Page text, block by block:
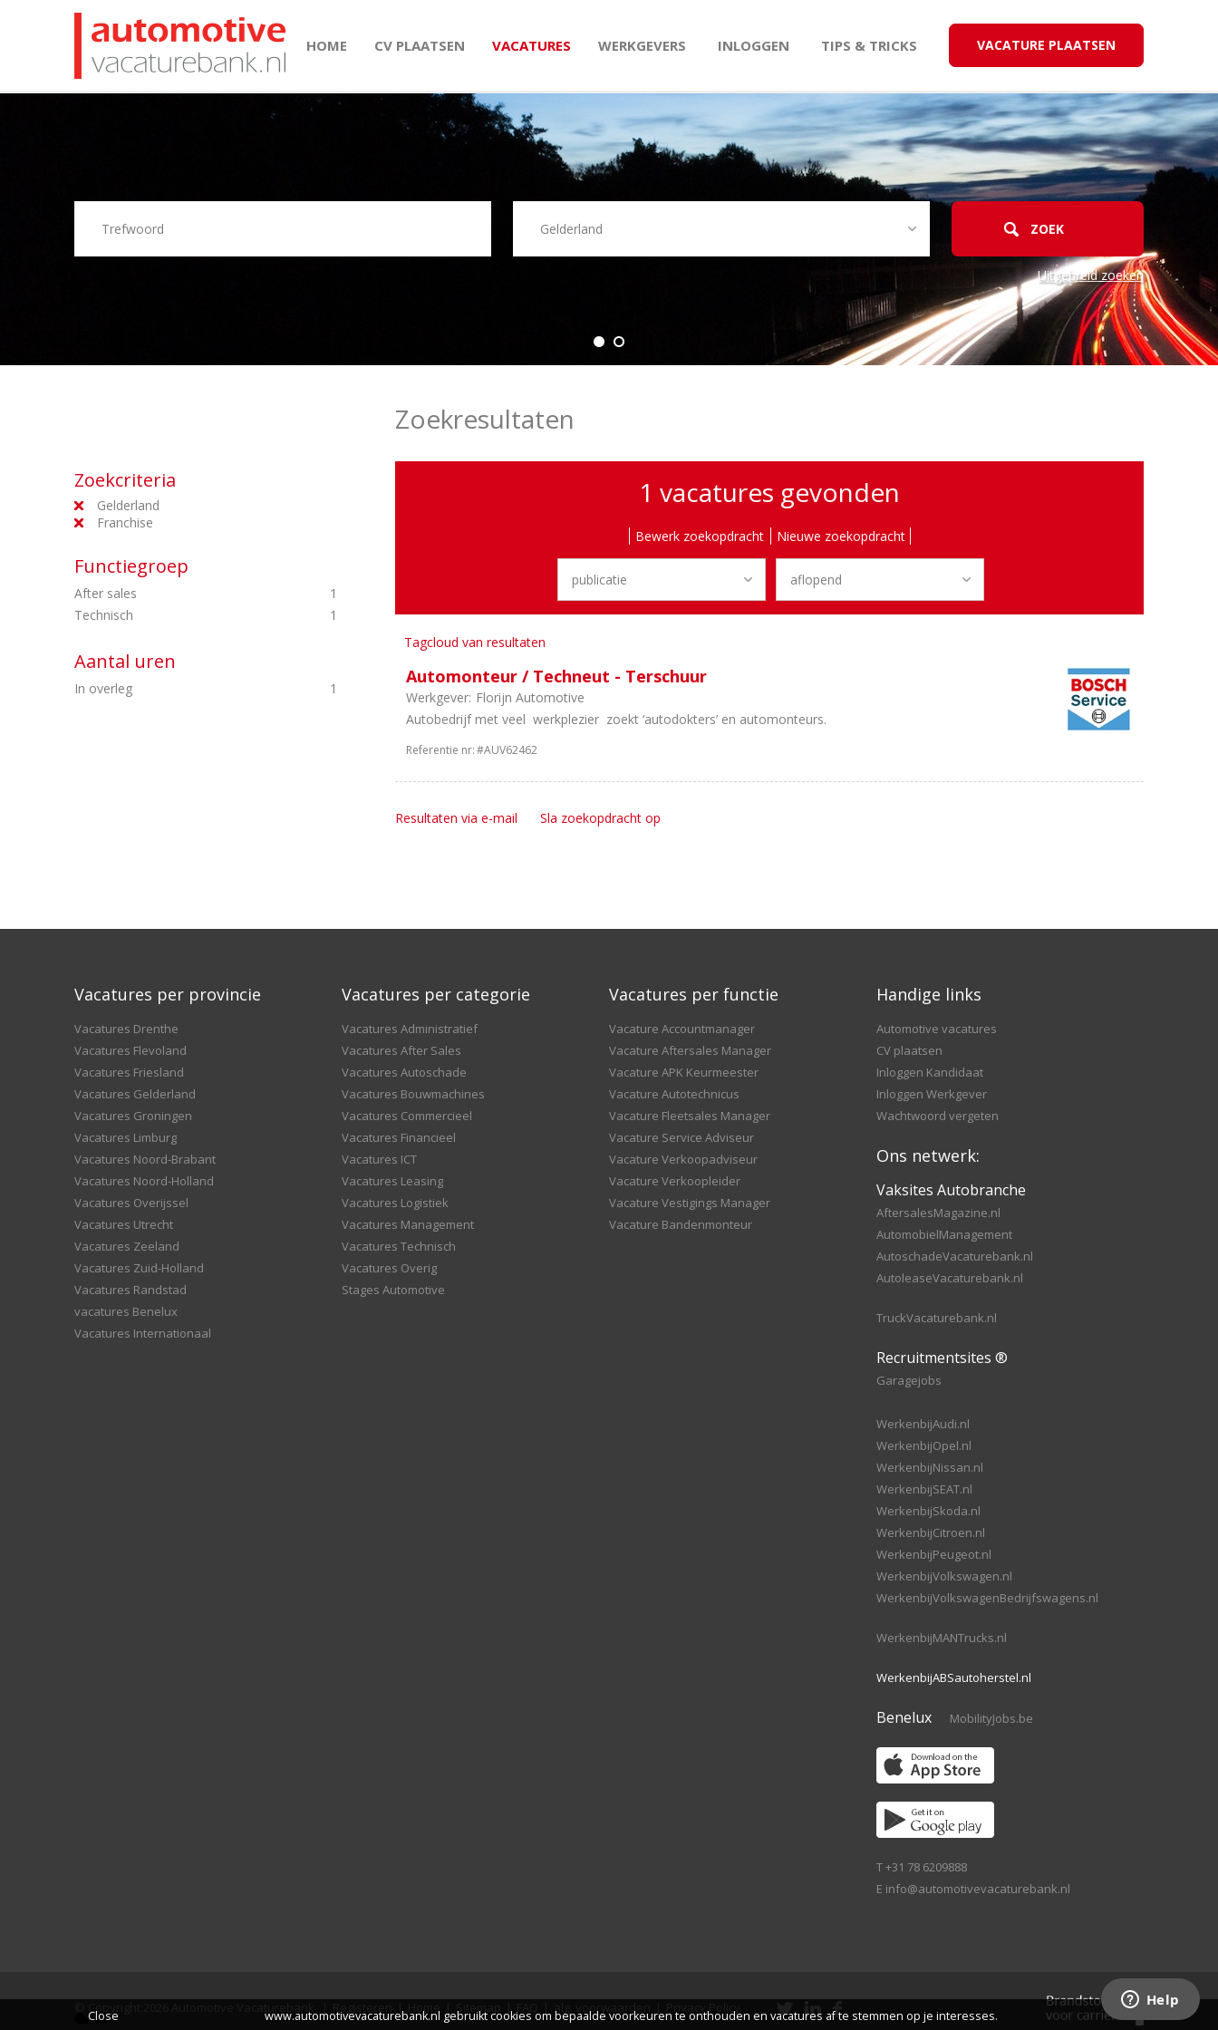
HOME CV PLAATSEN VACATURES WERKGEVERS INLOGGEN TIPS & TRICKS VACATURE PLAATSEN
Uitgebreid zoeken
Zoekcriteria
Gelderland
Franchise
Functiegroep
After sales
1
Technisch
1
Aantal uren
In overleg 1
Zoekresultaten
1 vacatures gevonden
Bewerk zoekopdracht Nieuwe zoekopdracht
Tagcloud van resultaten
Automonteur / Techneut - Terschuur
Werkgever: Florijn Automotive
Autobedrijf met veel werkplezier zoekt ‘autodokters’ en automonteurs.
Referentie nr:#AUV62462
Resultaten via e-mail Sla zoekopdracht op
Vacatures per provincie
Vacatures Drenthe
Vacatures Flevoland
Vacatures Friesland
Vacatures Gelderland
Vacatures Groningen
Vacatures Limburg
Vacatures Noord-Brabant
Vacatures Noord-Holland
Vacatures Overijssel
Vacatures Utrecht
Vacatures Zeeland
Vacatures Zuid-Holland
Vacatures Randstad
vacatures Benelux
Vacatures Internationaal
Vacatures per categorie
Vacatures Administratief
Vacatures After Sales
Vacatures Autoschade
Vacatures Bouwmachines
Vacatures Commercieel
Vacatures Financieel
Vacatures ICT
Vacatures Leasing
Vacatures Logistiek
Vacatures Management
Vacatures Technisch
Vacatures Overig
Stages Automotive
Vacatures per functie
Vacature Accountmanager
Vacature Aftersales Manager
Vacature APK Keurmeester
Vacature Autotechnicus
Vacature Fleetsales Manager
Vacature Service Adviseur
Vacature Verkoopadviseur
Vacature Verkoopleider
Vacature Vestigings Manager
Vacature Bandenmonteur
Handige links
Automotive vacatures
CV plaatsen
Inloggen Kandidaat
Inloggen Werkgever
Wachtwoord vergeten
Ons netwerk:
Vaksites Autobranche
AftersalesMagazine.nl
AutomobielManagement
AutoschadeVacaturebank.nl
AutoleaseVacaturebank.nl
TruckVacaturebank.nl
Recruitmentsites ®
Garagejobs
WerkenbijAudi.nl
WerkenbijOpel.nl
WerkenbijNissan.nl
WerkenbijSEAT.nl
WerkenbijSkoda.nl
WerkenbijCitroen.nl
WerkenbijPeugeot.nl
WerkenbijVolkswagen.nl
WerkenbijVolkswagenBedrijfswagens.nl
WerkenbijMANTrucks.nl
WerkenbijABSautoherstel.nl
Benelux MobilityJobs.be
T +31 78 6209888
E info@automotivevacaturebank.nl
© Copyright 2026 Automotive Vacaturebank | Home Sitemap | alg. voorwaarden Privacy Policy
www.automotivevacaturebank.nl gebruikt cookies om bepaalde voorkeuren te onthouden en vacatures af te stemmen op je interesses.
Close